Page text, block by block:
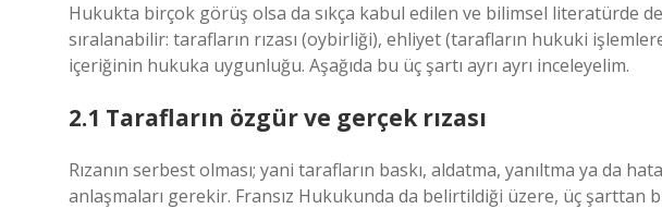
Hukukta birçok görüş olsa da sıkça kabul edilen ve bilimsel literatürde
sıralanabilir: tarafların rızası (oybirliği), ehliyet (tarafların hukuki
içeriğinin hukuka uygunluğu. Aşağıda bu üç şartı ayrı ayrı inceleyelim.
2.1 Tarafların özgür ve gerçek rızası
Rızanın serbest olması; yani tarafların baskı, aldatma, yanıltma ya da
anlaşmaları gerekir. Fransız Hukukunda da belirtildiği üzere, üç şarttan